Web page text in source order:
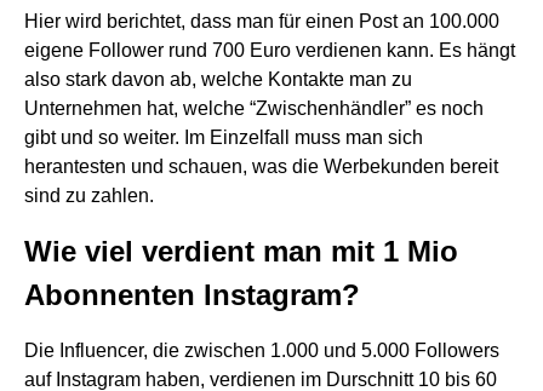
Hier wird berichtet, dass man für einen Post an 100.000
eigene Follower rund 700 Euro verdienen kann. Es hängt
also stark davon ab, welche Kontakte man zu
Unternehmen hat, welche “Zwischenhändler” es noch
gibt und so weiter. Im Einzelfall muss man sich
herantesten und schauen, was die Werbekunden bereit
sind zu zahlen.
Wie viel verdient man mit 1 Mio
Abonnenten Instagram?
Die Influencer, die zwischen 1.000 und 5.000 Followers
auf Instagram haben, verdienen im Durschnitt 10 bis 60